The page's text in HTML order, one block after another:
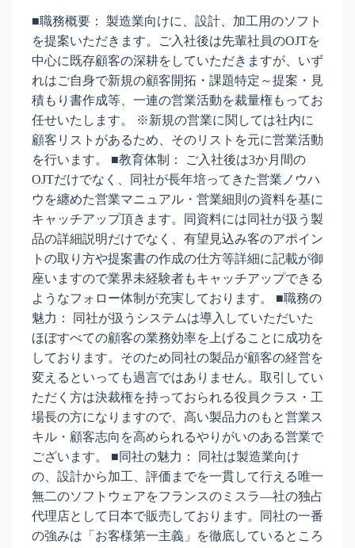
■職務概要： 製造業向けに、設計、加工用のソフト
を提案いただきます。ご入社後は先輩社員のOJTを
中心に既存顧客の深耕をしていただきますが、いず
れはご自身で新規の顧客開拓・課題特定～提案・見
積もり書作成等、一連の営業活動を裁量権もってお
任せいたします。 ※新規の営業に関しては社内に
顧客リストがあるため、そのリストを元に営業活動
を行います。 ■教育体制： ご入社後は3か月間の
OJTだけでなく、同社が長年培ってきた営業ノウハ
ウを纏めた営業マニュアル・営業細則の資料を基に
キャッチアップ頂きます。同資料には同社が扱う製
品の詳細説明だけでなく、有望見込み客のアポイン
トの取り方や提案書の作成の仕方等詳細に記載が御
座いますので業界未経験者もキャッチアップできる
ようなフォロー体制が充実しております。 ■職務の
魅力： 同社が扱うシステムは導入していただいた
ほぼすべての顧客の業務効率を上げることに成功を
しております。そのため同社の製品が顧客の経営を
変えるといっても過言ではありません。取引してい
ただく方は決裁権を持っておられる役員クラス・工
場長の方になりますので、高い製品力のもと営業ス
キル・顧客志向を高められるやりがいのある営業で
ございます。 ■同社の魅力： 同社は製造業向け
の、設計から加工、評価までを一貫して行える唯一
無二のソフトウェアをフランスのミスラ―社の独占
代理店として日本で販売しております。同社の一番
の強みは「お客様第一主義」を徹底しているところ